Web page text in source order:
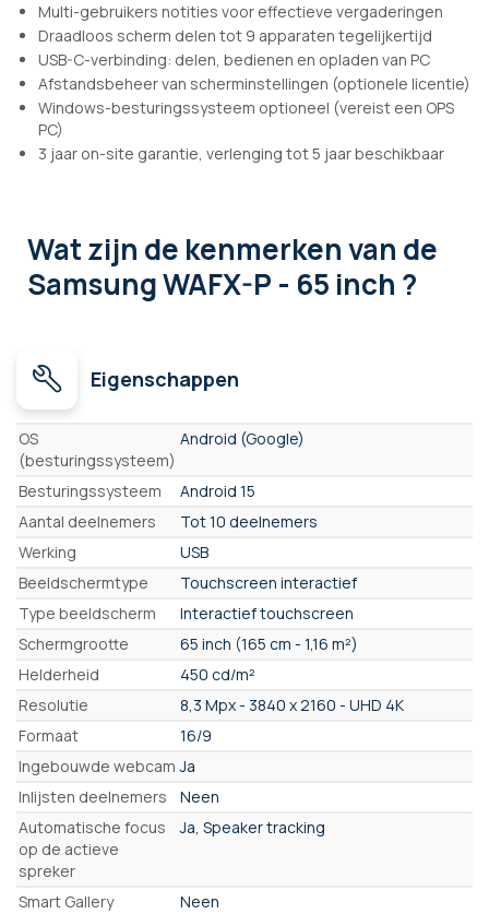
Multi-gebruikers notities voor effectieve vergaderingen
Draadloos scherm delen tot 9 apparaten tegelijkertijd
USB-C-verbinding: delen, bedienen en opladen van PC
Afstandsbeheer van scherminstellingen (optionele licentie)
Windows-besturingssysteem optioneel (vereist een OPS
PC)
3 jaar on-site garantie, verlenging tot 5 jaar beschikbaar
Wat zijn de kenmerkenvan de
Samsung WAFX-P - 65 inch ?
Eigenschappen
Eigenschappen
OS
(besturingssysteem)
Android (Google)
Besturingssysteem
Android 15
Aantal deelnemers
Tot 10 deelnemers
Werking
USB
Beeldschermtype
Touchscreen interactief
Type beeldscherm
Interactief touchscreen
Schermgrootte
65 inch (165 cm - 1,16 m²)
Helderheid
450 cd/m²
Resolutie
8,3 Mpx - 3840 x 2160 - UHD 4K
Formaat
16/9
Ingebouwde webcam Ja
Inlijsten deelnemers
Neen
Automatische focus
op de actieve
spreker
Ja, Speaker tracking
Smart Gallery Neen